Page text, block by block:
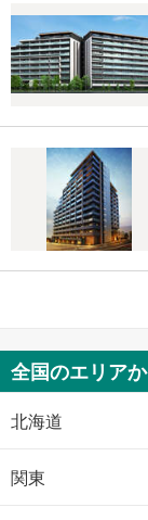
に
保
存
す
全国のエリア
北海道
関東